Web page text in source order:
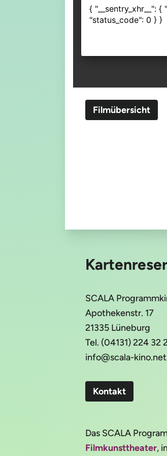
Filmübersicht
SCALA
Apothekenstr. 17
21335 Lüneburg
Tel. (04131) 224 32
info@scala-kino.net
Kontakt
Das SCALA
Filmkunsttheater,